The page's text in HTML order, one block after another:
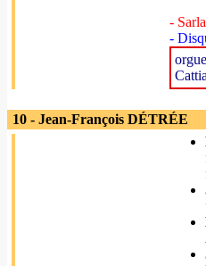
-
-
10 - Jean-François DÉTRÉE